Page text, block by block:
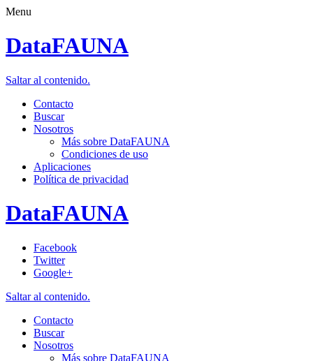
Menu
DataFAUNA
Saltar al contenido.
Contacto
Buscar
Nosotros
Más sobre DataFAUNA
Condiciones de uso
Aplicaciones
Política de privacidad
DataFAUNA
Facebook
Twitter
Google+
Saltar al contenido.
Contacto
Buscar
Nosotros
Más sobre DataFAUNA